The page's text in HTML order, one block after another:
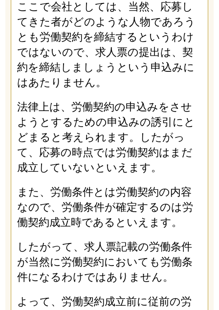
ここで会社としては、当然、応募し
てきた者がどのような人物であろう
とも労働契約を締結するというわけ
ではないので、求人票の提出は、契
約を締結しましょうという申込みに
はあたりません。
法律上は、労働契約の申込みをさせ
ようとするための申込みの誘引にと
どまると考えられます。したがっ
て、応募の時点では労働契約はまだ
成立していないといえます。
また、労働条件とは労働契約の内容
なので、労働条件が確定するのは労
働契約成立時であるといえます。
したがって、求人票記載の労働条件
が当然に労働契約においても労働条
件になるわけではありません。
よって、労働契約成立前に従前の労